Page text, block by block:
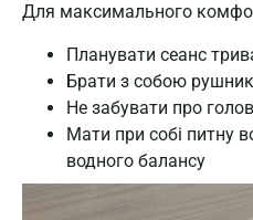
Для максимального
Планувати сеанс
Брати з собою
Не забувати про
Мати при собі питну
водного балансу